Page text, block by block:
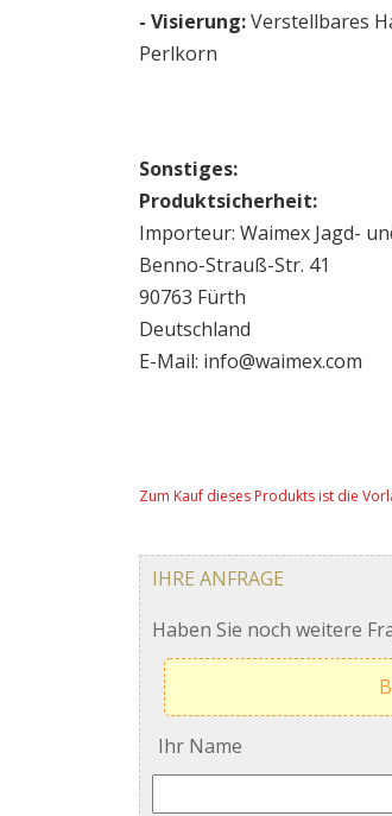
- Visierung:Verstellbares
Perlkorn
Sonstiges:
Produktsicherheit:
Importeur: Waimex Jagd-
Benno-Strauß-Str. 41
90763 Fürth
Deutschland
E-Mail: info@waimex.com
Zum Kauf dieses Produkts ist die
IHRE ANFRAGE
Haben Sie noch weitere
Ihr Name